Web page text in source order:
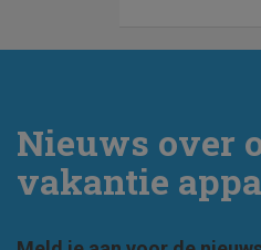
Nieuws over
vakantie